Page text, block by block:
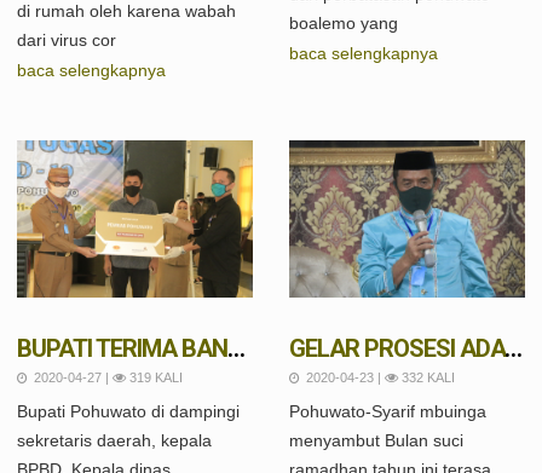
di rumah oleh karena wabah
dari virus cor
baca selengkapnya
boalemo yang
baca selengkapnya
BUPATI TERIMA BANTUAN ALAT PELINDUNG DIRI (APD) DARI PT PETS DAN IGL SEJUMLAH 1000 UNIT.
2020-04-27 | 319 KALI
Bupati Pohuwato di dampingi
sekretaris daerah, kepala
GELAR PROSESI ADAT TENGGEYAMO DI RUMAH DINAS BUPATI DALAM MENYAMBUT BULAN SUCI RAMADHAN 1441 H
2020-04-23 | 332 KALI
Pohuwato-Syarif mbuinga
menyambut Bulan suci